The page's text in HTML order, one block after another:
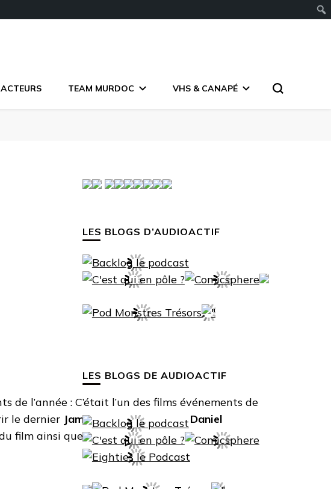
TEAM MURDOC VHS & CANAPÉ
de l’année : C’était l’un des films événements de
le dernier James Bondincarné parDaniel
film ainsi que de la saga du plus célèbre des
LES BLOGS D’AUDIOACTIF
LES BLOGS DE AUDIOACTIF